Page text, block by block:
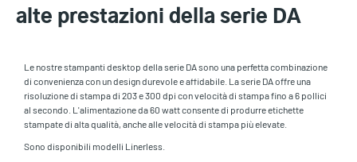
alte prestazioni della serie DA
Le nostre stampanti desktop della serie DA sono una perfetta combinazione
di convenienza con un design durevole e affidabile. La serie DA offre una
risoluzione di stampa di 203 e 300 dpi con velocità di stampa fino a 6 pollici
al secondo. L'alimentazione da 60 watt consente di produrre etichette
stampate di alta qualità, anche alle velocità di stampa più elevate.
Sono disponibili modelli Linerless.